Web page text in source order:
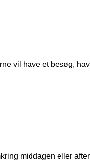
vil have et besøg,
middagen eller